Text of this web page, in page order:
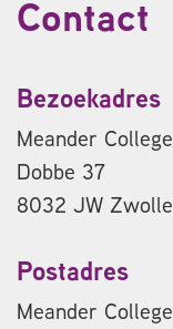
Contact
Bezoekadres
Meander College
Dobbe 37
8032 JW Zwolle
Postadres
Meander College